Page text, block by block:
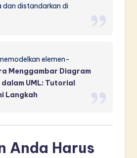
distandarkan di
elemen-
Menggambar Diagram
UML: Tutorial
Langkah
Anda Harus